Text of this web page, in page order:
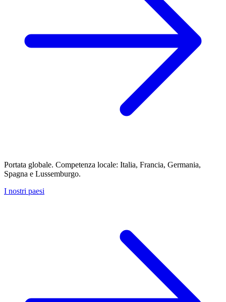
Portata globale. Competenza locale: Italia, Francia, Germania,
Spagna e Lussemburgo.
I nostri paesi